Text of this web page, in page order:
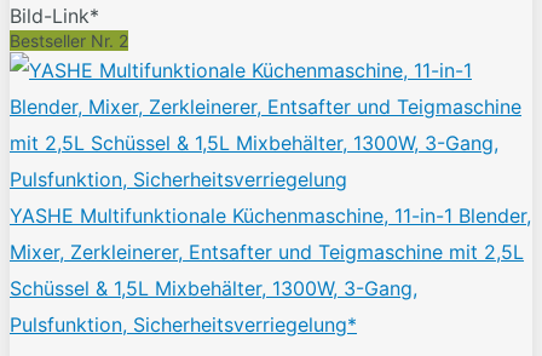
Bild-Link*
Bestseller Nr. 2
YASHE Multifunktionale Küchenmaschine, 11-in-1 Blender,
Mixer, Zerkleinerer, Entsafter und Teigmaschine mit 2,5L
Schüssel & 1,5L Mixbehälter, 1300W, 3-Gang,
Pulsfunktion, Sicherheitsverriegelung*